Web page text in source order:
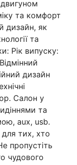
та комфорт
дизайн, як
та
Рік випуску:
дизайн
Салон у
та
aux, usb.
для тих, хто
пропустіть
чудового